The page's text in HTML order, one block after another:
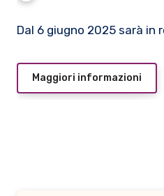
Dal 6 giugno 2025 sarà
Maggiori informazioni